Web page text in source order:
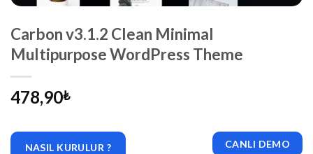
Carbon v3.1.2 Clean Minimal
Multipurpose WordPress Theme
478,90₺
NASIL KURULUR ? CANLI DEMO